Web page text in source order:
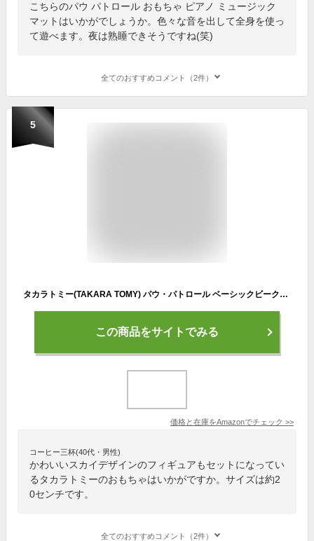
こちらのパウ パトロール おもちゃ ピアノ ミュージック
マットはいかがでしょうか。色々な音を出して全身を使っ
て遊べます。夜は熟睡できそうですね(笑)
全てのおすすめコメント（2件）
5
タカラトミー(TAKARA TOMY) パウ・パトロール ベーシックビークル(フィギュア付き) スカイ フライングヘリ
この商品をサイトでみる
価格と在庫をAmazonでチェック >>
コーヒー三杯(40代・男性)
かわいいスカイデザインのフィギュアもセットになってい
るタカラトミーのおもちゃはいかがですか。サイズは約2
0センチです。
全てのおすすめコメント（2件）